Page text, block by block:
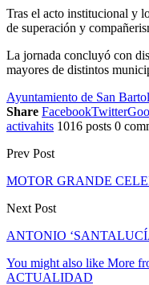
Tras el acto institucional y
de superación y
La jornada concluyó con
mayores de distintos
Ayuntamiento de San
Share FacebookTwitter
activahits 1016 posts 0
Prev Post
MOTOR GRANDE
Next Post
ANTONIO
You might also like More
ACTUALIDAD